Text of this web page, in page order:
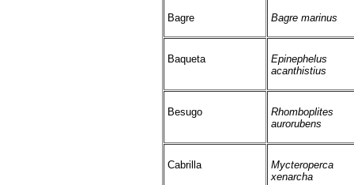
Bagre Bagre marinus
Baqueta
Epinephelus
acanthistius
Besugo
Rhomboplites
aurorubens
Cabrilla
Mycteroperca
xenarcha